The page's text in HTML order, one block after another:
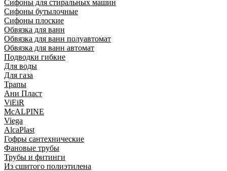
Сифоны для стиральных машин
Сифоны бутылочные
Сифоны плоские
Обвязка для ванн
Обвязка для ванн полуавтомат
Обвязка для ванн автомат
Подводки гибкие
Для воды
Для газа
Трапы
Ани Пласт
ViEiR
McALPINE
Viega
AlcaPlast
Гофры сантехнические
Фановые трубы
Трубы и фитинги
Из сшитого полиэтилена